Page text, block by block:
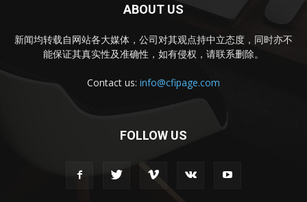
ABOUT US
新闻均转载自网站各大媒体，公司对其观点持中立态度，同时亦不
能保证其真实性及准确性，如有侵权，请联系删除。
Contact us: info@cfipage.com
FOLLOW US